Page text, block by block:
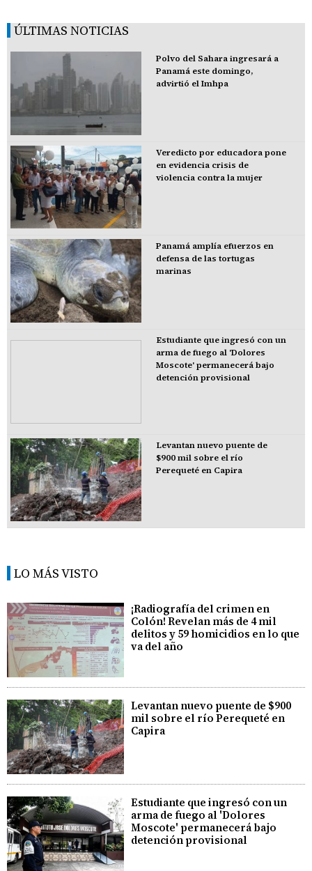
ÚLTIMAS NOTICIAS
Polvo del Sahara ingresará a
Panamá este domingo,
advirtió el Imhpa
Veredicto por educadora pone
en evidencia crisis de
violencia contra la mujer
Panamá amplía efuerzos en
defensa de las tortugas
marinas
Estudiante que ingresó con un
arma de fuego al 'Dolores
Moscote' permanecerá bajo
detención provisional
Levantan nuevo puente de
$900 mil sobre el río
Perequeté en Capira
LO MÁS VISTO
¡Radiografía del crimen en
Colón! Revelan más de 4 mil
delitos y 59 homicidios en lo que
va del año
Levantan nuevo puente de $900
mil sobre el río Perequeté en
Capira
Estudiante que ingresó con un
arma de fuego al 'Dolores
Moscote' permanecerá bajo
detención provisional